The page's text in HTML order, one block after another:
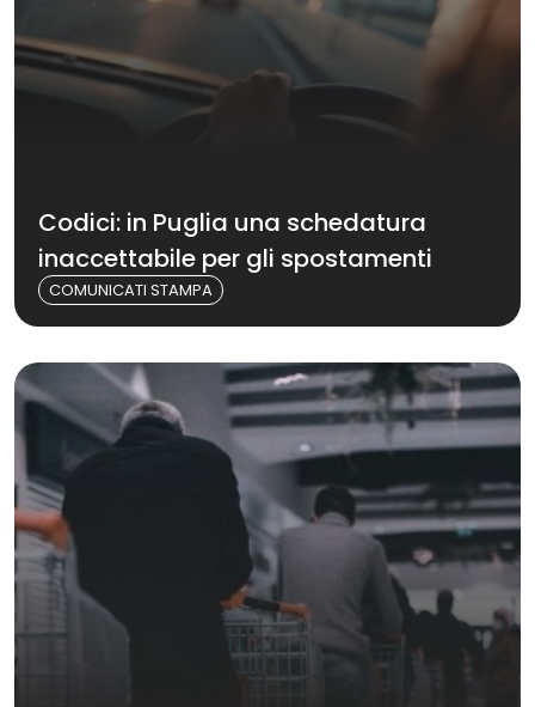
Codici: in Puglia una schedatura
inaccettabile per gli spostamenti
COMUNICATI STAMPA